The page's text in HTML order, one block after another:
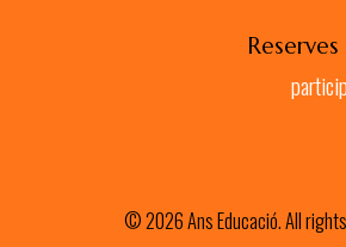
© 2026 Ans Educació. All